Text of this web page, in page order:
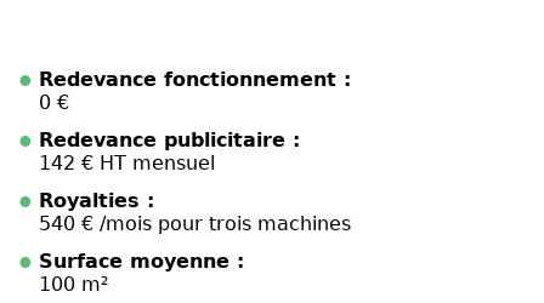
Redevance fonctionnement :
0 €
Redevance publicitaire :
142 € HT mensuel
Royalties :
540 € /mois pour trois machines
Surface moyenne :
100 m²